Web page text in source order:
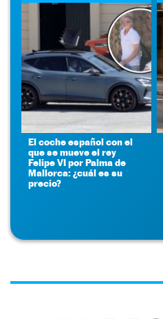
El coche español con el
que se mueve el rey
Felipe VI por Palma de
Mallorca: ¿cuál es su
precio?